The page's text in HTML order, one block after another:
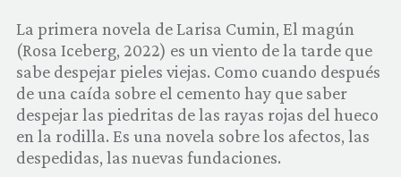
La primera novela de Larisa Cumin, El magún
(Rosa Iceberg, 2022) es un viento de la tarde que
sabe despejar pieles viejas. Como cuando después
de una caída sobre el cemento hay que saber
despejar las piedritas de las rayas rojas del hueco
en la rodilla. Es una novela sobre los afectos, las
despedidas, las nuevas fundaciones.